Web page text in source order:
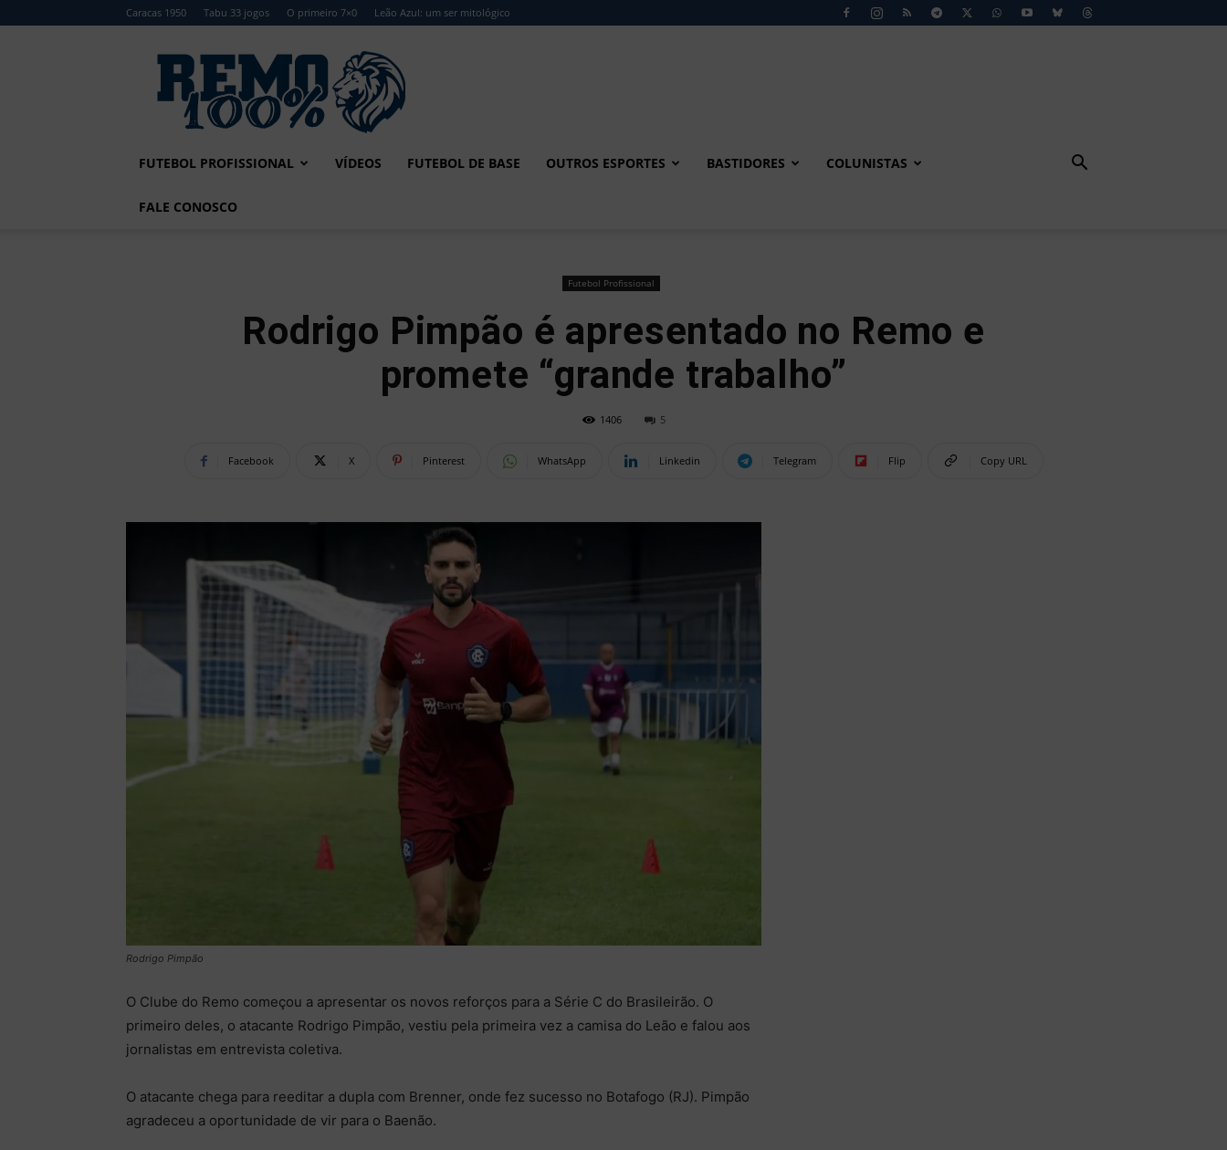
Caracas 1950 Tabu 33 jogos O primeiro 7×0 Leão Azul: um ser mitológico
Remo
FUTEBOL PROFISSIONAL VÍDEOS FUTEBOL DE BASE OUTROS ESPORTES BASTIDORES COLUNISTAS
FALE CONOSCO
Futebol Profissional
Rodrigo Pimpão é apresentado no Remo e
promete “grande trabalho”
1406 5
Facebook X Pinterest WhatsApp Linkedin Telegram Flip Copy URL
Rodrigo Pimpão
O Clube do Remo começou a apresentar os novos reforços para a Série C do Brasileirão. O
primeiro deles, o atacante Rodrigo Pimpão, vestiu pela primeira vez a camisa do Leão e falou aos
jornalistas em entrevista coletiva.
O atacante chega para reeditar a dupla com Brenner, onde fez sucesso no Botafogo (RJ). Pimpão
agradeceu a oportunidade de vir para o Baenão.